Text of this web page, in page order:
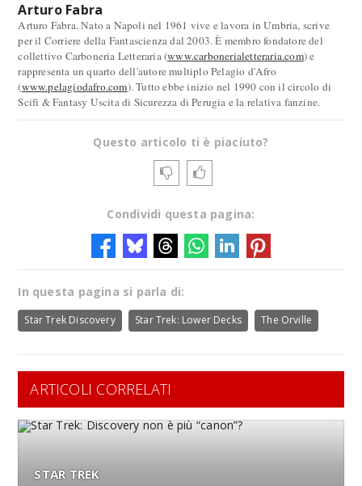
Arturo Fabra
Arturo Fabra. Nato a Napoli nel 1961 vive e lavora in Umbria, scrive
per il Corriere della Fantascienza dal 2003. È membro fondatore del
collettivo Carboneria Letteraria (www.carbonerialetteraria.com) e
rappresenta un quarto dell'autore multiplo Pelagio d'Afro
(www.pelagiodafro.com). Tutto ebbe inizio nel 1990 con il circolo di
Scifi & Fantasy Uscita di Sicurezza di Perugia e la relativa fanzine.
Questo articolo ti è piaciuto?
Condividi questa pagina:
In questa pagina si parla di:
Star Trek Discovery Star Trek: Lower Decks The Orville
ARTICOLI CORRELATI
STAR TREK